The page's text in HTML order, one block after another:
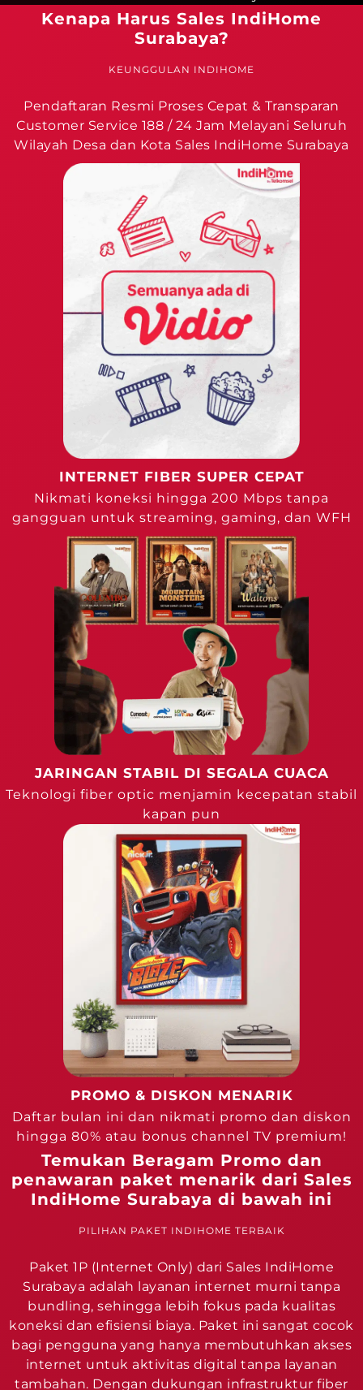
Kenapa Harus Sales IndiHome
Surabaya?
KEUNGGULAN INDIHOME
Pendaftaran Resmi Proses Cepat & Transparan
Customer Service 188 / 24 Jam Melayani Seluruh
Wilayah Desa dan Kota Sales IndiHome Surabaya
INTERNET FIBER SUPER CEPAT
Nikmati koneksi hingga 200 Mbps tanpa
gangguan untuk streaming, gaming, dan WFH
JARINGAN STABIL DI SEGALA CUACA
Teknologi fiber optic menjamin kecepatan stabil
kapan pun
PROMO & DISKON MENARIK
Daftar bulan ini dan nikmati promo dan diskon
hingga 80% atau bonus channel TV premium!
Temukan Beragam Promo dan
penawaran paket menarik dari Sales
IndiHome Surabaya di bawah ini
PILIHAN PAKET INDIHOME TERBAIK
Paket 1P (Internet Only) dari Sales IndiHome
Surabaya adalah layanan internet murni tanpa
bundling, sehingga lebih fokus pada kualitas
koneksi dan efisiensi biaya. Paket ini sangat cocok
bagi pengguna yang hanya membutuhkan akses
internet untuk aktivitas digital tanpa layanan
tambahan. Dengan dukungan infrastruktur fiber